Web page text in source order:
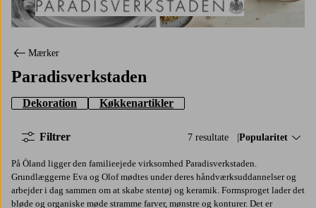
Paradisverkstaden
Mærker
Paradisverkstaden
Dekoration Køkkenartikler
7 resultate Sorter efter:
Popularitet
Filtrer
På Öland ligger den familieejede virksomhed Paradisverkstaden.
Grundlæggerne Eva og Olof mødtes under deres håndværksuddannelser og
arbejder i dag sammen om at skabe stentøj og keramik. Formsproget lader det
bløde og organiske møde stramme farver, mønstre og konturer. Det er